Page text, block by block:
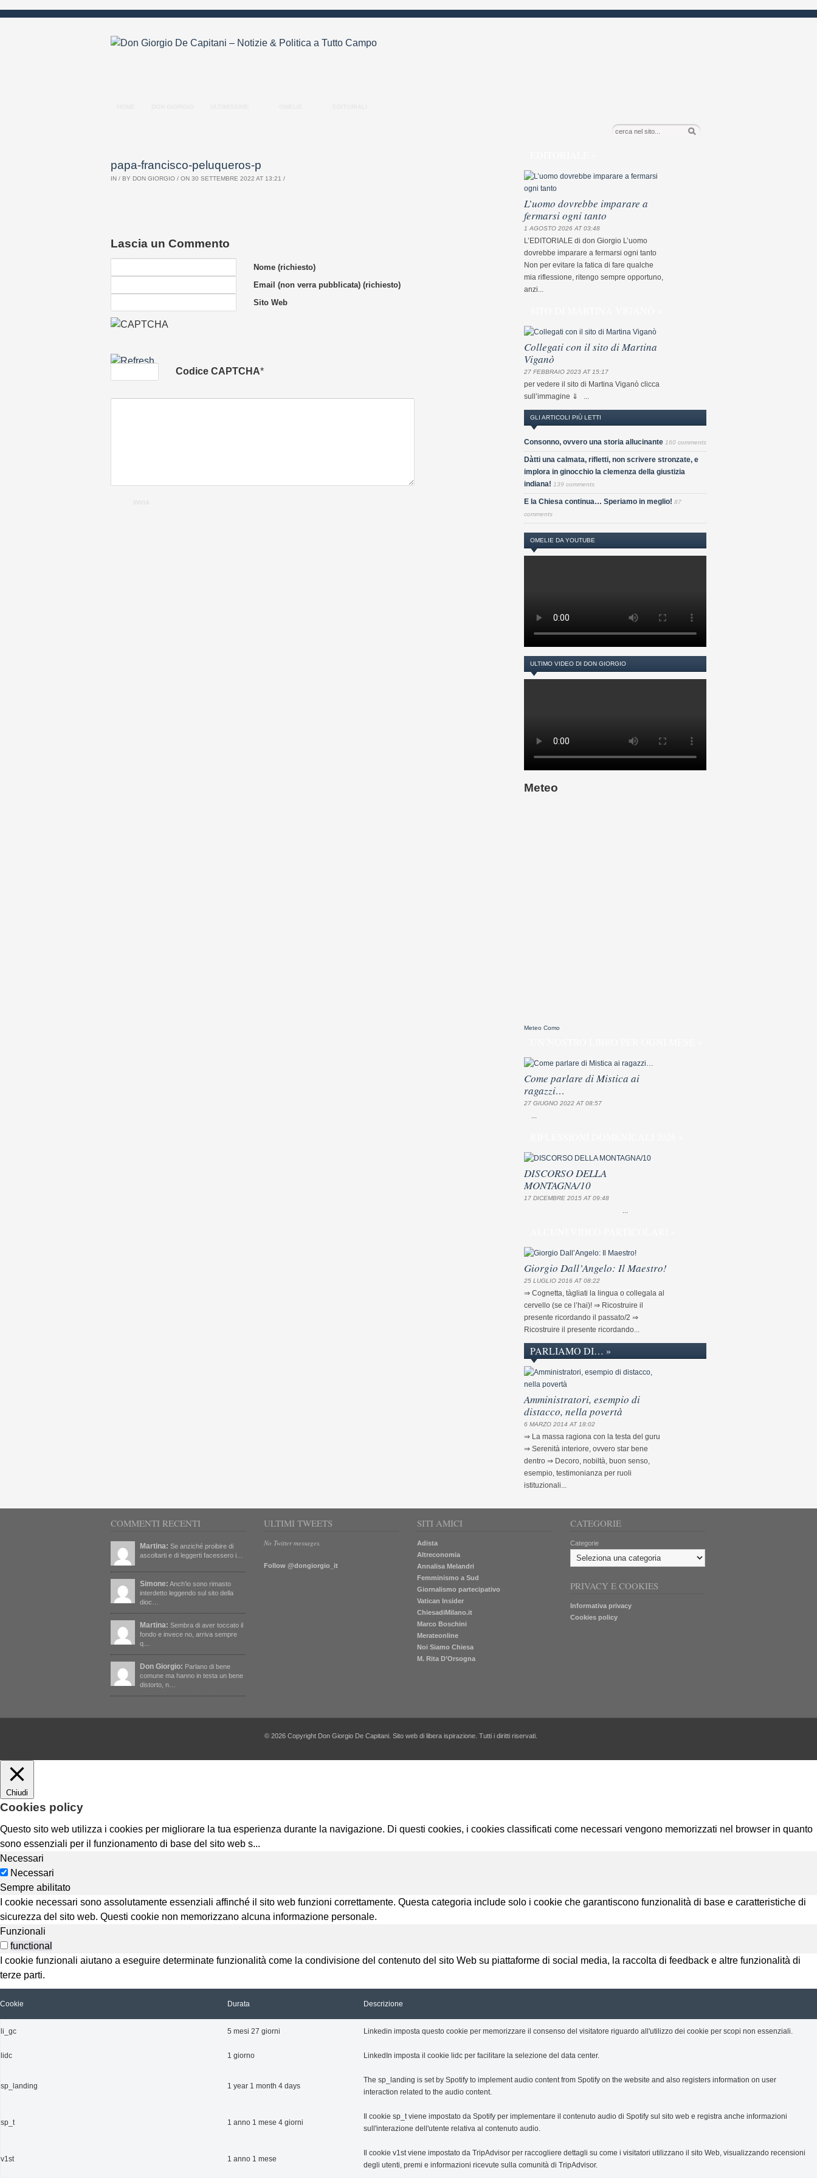
papa-francisco-peluqueros-p
IN / BY DON GIORGIO / ON 30 SETTEMBRE 2022 AT 13:21 /
Lascia un Commento
Nome (richiesto)
Email (non verra pubblicata) (richiesto)
Sito Web
Codice CAPTCHA*
L’uomo dovrebbe imparare a
fermarsi ogni tanto
1 AGOSTO 2026 AT 03:48
L’EDITORIALE di don Giorgio L’uomo
dovrebbe imparare a fermarsi ogni tanto
Non per evitare la fatica di fare qualche
mia riflessione, ritengo sempre opportuno,
anzi...
Collegati con il sito di Martina
Viganò
27 FEBBRAIO 2023 AT 15:17
per vedere il sito di Martina Viganò clicca
sull’immagine ⇓ ...
GLI ARTICOLI PIÙ LETTI
Consonno, ovvero una storia allucinante 160 comments
Dàtti una calmata, rifletti, non scrivere stronzate, e
implora in ginocchio la clemenza della giustizia
indiana! 139 comments
E la Chiesa continua… Speriamo in meglio! 87
comments
OMELIE DA YOUTUBE
ULTIMO VIDEO DI DON GIORGIO
Meteo
Meteo Como
Come parlare di Mistica ai
ragazzi…
27 GIUGNO 2022 AT 08:57
...
DISCORSO DELLA
MONTAGNA/10
17 DICEMBRE 2015 AT 09:48
...
Giorgio Dall’Angelo: Il Maestro!
25 LUGLIO 2016 AT 08:22
⇒ Cognetta, tàgliati la lingua o collegala al
cervello (se ce l’hai)! ⇒ Ricostruire il
presente ricordando il passato/2 ⇒
Ricostruire il presente ricordando...
PARLIAMO DI… »
Amministratori, esempio di
distacco, nella povertà
6 MARZO 2014 AT 18:02
⇒ La massa ragiona con la testa del guru
⇒ Serenità interiore, ovvero star bene
dentro ⇒ Decoro, nobiltà, buon senso,
esempio, testimonianza per ruoli
istituzionali...
COMMENTI RECENTI
Martina: Se anziché proibire di
ascoltarti e di leggerti facessero i…
Simone: Anch'io sono rimasto
interdetto leggendo sul sito della
dioc…
Martina: Sembra di aver toccato il
fondo e invece no, arriva sempre
q…
Don Giorgio: Parlano di bene
comune ma hanno in testa un bene
distorto, n…
ULTIMI TWEETS
No Twitter messages.
Follow @dongiorgio_it
SITI AMICI
Adista
Altreconomia
Annalisa Melandri
Femminismo a Sud
Giornalismo partecipativo
Vatican Insider
ChiesadiMilano.it
Marco Boschini
Merateonline
Noi Siamo Chiesa
M. Rita D’Orsogna
CATEGORIE
Categorie
PRIVACY E COOKIES
Informativa privacy
Cookies policy
© 2026 Copyright Don Giorgio De Capitani. Sito web di libera ispirazione. Tutti i diritti riservati.
Chiudi
Cookies policy
Questo sito web utilizza i cookies per migliorare la tua esperienza durante la navigazione. Di questi cookies, i cookies classificati come necessari vengono memorizzati nel browser in quanto
sono essenziali per il funzionamento di base del sito web s...
Necessari
Necessari
Sempre abilitato
I cookie necessari sono assolutamente essenziali affinché il sito web funzioni correttamente. Questa categoria include solo i cookie che garantiscono funzionalità di base e caratteristiche di
sicurezza del sito web. Questi cookie non memorizzano alcuna informazione personale.
Funzionali
functional
I cookie funzionali aiutano a eseguire determinate funzionalità come la condivisione del contenuto del sito Web su piattaforme di social media, la raccolta di feedback e altre funzionalità di
terze parti.
Cookie Durata Descrizione
li_gc 5 mesi 27 giorni Linkedin imposta questo cookie per memorizzare il consenso del visitatore riguardo all'utilizzo dei cookie per scopi non essenziali.
lidc 1 giorno LinkedIn imposta il cookie lidc per facilitare la selezione del data center.
sp_landing 1 year 1 month 4 days
The sp_landing is set by Spotify to implement audio content from Spotify on the website and also registers information on user
interaction related to the audio content.
sp_t 1 anno 1 mese 4 giorni
Il cookie sp_t viene impostato da Spotify per implementare il contenuto audio di Spotify sul sito web e registra anche informazioni
sull'interazione dell'utente relativa al contenuto audio.
v1st 1 anno 1 mese
Il cookie v1st viene impostato da TripAdvisor per raccogliere dettagli su come i visitatori utilizzano il sito Web, visualizzando recensioni
degli utenti, premi e informazioni ricevute sulla comunità di TripAdvisor.